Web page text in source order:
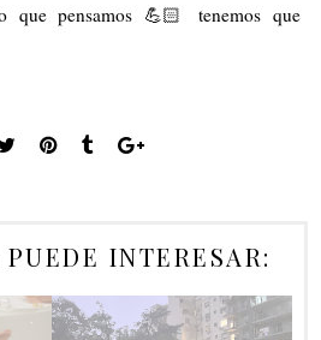
que pensamos 💪🏻 tenemos que
INTERESAR: